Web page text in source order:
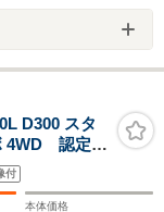
D300 スタ
4WD 認定中
ルーフ
ラ(F/R) マッ
パー デジタ
付
本体価格